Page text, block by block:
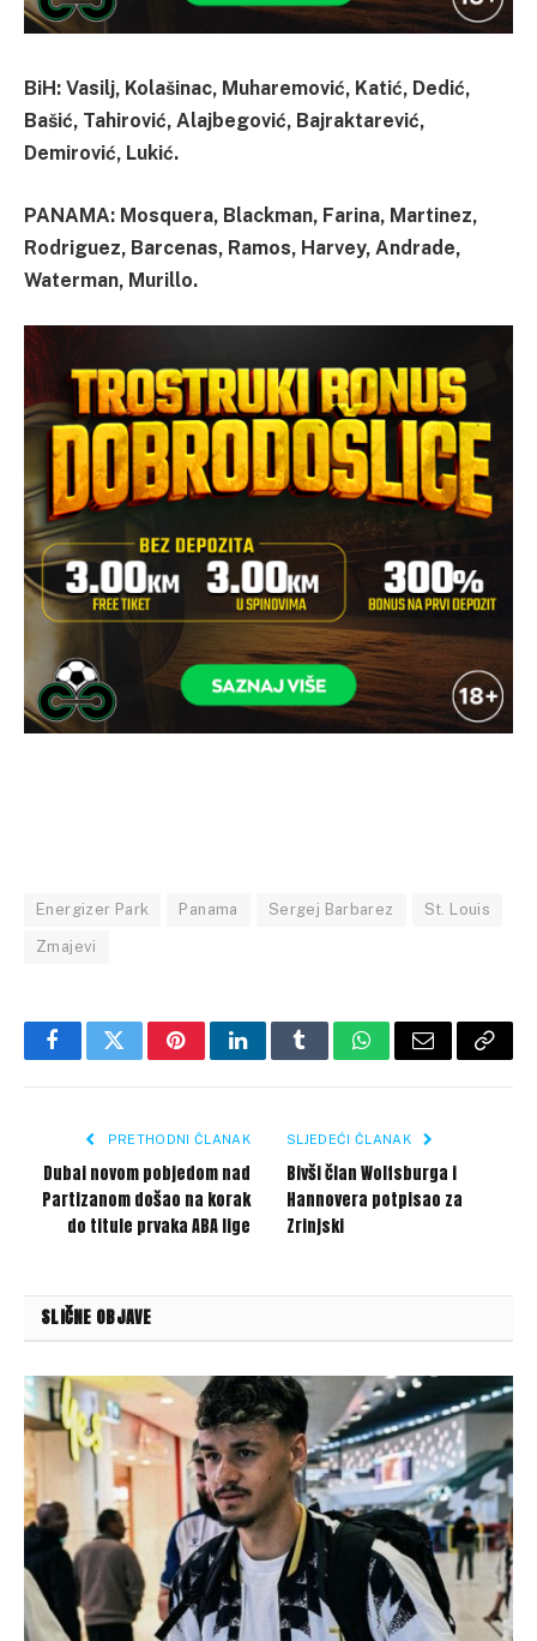
BiH: Vasilj, Kolašinac, Muharemović, Katić, Dedić,
Bašić, Tahirović, Alajbegović, Bajraktarević,
Demirović, Lukić.
PANAMA: Mosquera, Blackman, Farina, Martinez,
Rodriguez, Barcenas, Ramos, Harvey, Andrade,
Waterman, Murillo.
Energizer Park Panama Sergej Barbarez St. Louis
Zmajevi
FacebookTwitterPinterestLinkedInTumblrWhatsApp
Email Copy
PRETHODNI ČLANAK
Dubai novom pobjedom nad
Partizanom došao na korak
do titule prvaka ABA lige
SLJEDEĆI ČLANAK
Bivši član Wolfsburga i
Hannovera potpisao za
Zrinjski
SLIČNE OBJAVE